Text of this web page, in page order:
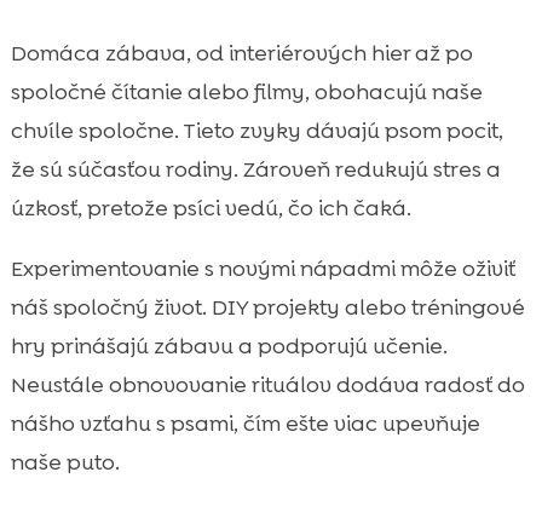
Domáca zábava, od interiérových hier až po
spoločné čítanie alebo filmy, obohacujú naše
chvíle spoločne. Tieto zvyky dávajú psom pocit,
že sú súčasťou rodiny. Zároveň redukujú stres a
úzkosť, pretože psíci vedú, čo ich čaká.
Experimentovanie s novými nápadmi môže oživiť
náš spoločný život. DIY projekty alebo tréningové
hry prinášajú zábavu a podporujú učenie.
Neustále obnovovanie rituálov dodáva radosť do
nášho vzťahu s psami, čím ešte viac upevňuje
naše puto.